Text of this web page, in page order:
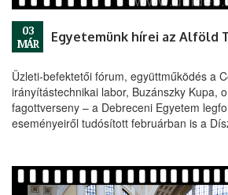
03
MÁR
Egyetemünk hírei az Alföld
Üzleti-befektetői fórum, együttműködés a
irányítástechnikai labor, Buzánszky Kupa,
fagottverseny – a Debreceni Egyetem
eseményeiről tudósított februárban is a